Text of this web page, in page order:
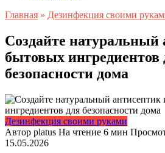
Главная » Дезинфекция своими
Создайте натуральный
бытовых ингредиентов
безопасности дома
Дезинфекция своими руками
Автор platus На чтение 6 мин
15.05.2026